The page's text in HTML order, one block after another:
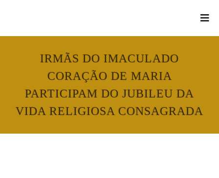
IRMÃS DO IMACULADO
CORAÇÃO DE MARIA
PARTICIPAM DO JUBILEU DA
VIDA RELIGIOSA CONSAGRADA